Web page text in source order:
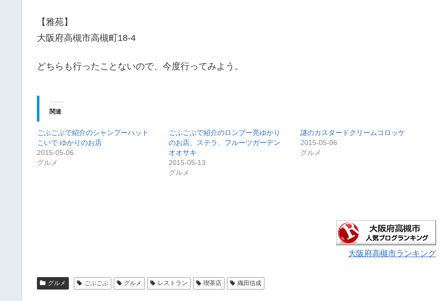
【雅苑】
大阪府高槻市高槻町18-4
どちらも行ったことないので、今度行ってみよう。
関連
ごぶごぶで紹介のシャンプーハット
こいで ゆかりのお店
2015-05-06
グルメ
ごぶごぶで紹介のロンブー亮ゆかり
のお店、ステラ、フルーツガーデン
オオサキ
2015-05-13
グルメ
謎のカスタードクリームコロッケ
2015-05-06
グルメ
大阪府高槻市ランキング
グルメ ごぶごぶ グルメ レストラン 喫茶店 織田信成